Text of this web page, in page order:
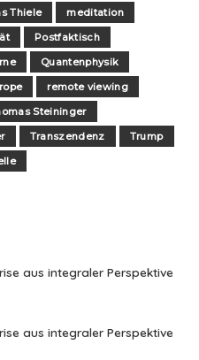
Thiele
meditation
Postfaktisch
Quantenphysik
remote viewing
Steininger
Transzendenz
Trump
aus integraler Perspektive
aus integraler Perspektive